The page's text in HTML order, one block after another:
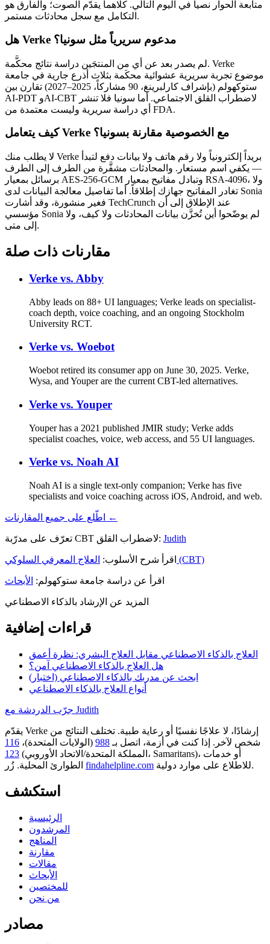
متابعة الحوار نصياً في اليوم التالي. كلاهما يقدّم الصوت؛ والفارق هو
التكامل مع سجل محادثات مستمر.
هل Verke مدعوم سريرياً مثل سونيا؟
لم يصدر بعد عن أي من المنتجَين دراسة نتائج محكَّمة. Verke
موضوع تجربة سريرية عشوائية محكَمة بثلاث أذرع جارية في جامعة
ستوكهولم (بإشراف كارلبرينغ، 90 مشاركاً، 2025–2027) تقارن بين
AI-PDT وAI-CBT لاضطراب القلق الاجتماعي. أما سونيا فلا تنشر
أي دراسة سريرية وليست معتمدة من FDA.
كيف يتعامل Verke مع الخصوصية مقارنة بسونيا؟
لا يطلب منك Verke بريداً إلكترونياً ولا رقم هاتف ولا بيانات دفع لتبدأ
— يكفي اسم مستعار. والمحادثات مشفَّرة من الطرف إلى الطرف
برسائل بمعيار AES-256-GCM وتبادل مفاتيح بمعيار RSA-4096، ولا
تغادر المفاتيح جهازك إطلاقاً. أما تفاصيل معالجة البيانات لدى Sonia
فغير منشورة، وقد أشارت TechCrunch عند الإطلاق إلى أن
مؤسسي Sonia لم يوضّحوا أين تُخزَّن بيانات المحادثات ولا كيف، ولا
إلى متى.
مقارنات ذات صلة
Verke vs. Abby
Abby leads on 88+ UI languages; Verke leads on specialist-
coach depth, voice coaching, and an ongoing Stockholm
University RCT.
Verke vs. Woebot
Woebot retired its consumer app on June 30, 2025. Verke,
Wysa, and Youper are the current CBT-led alternatives.
Verke vs. Youper
Youper has a 2021 published JMIR study; Verke adds
specialist coaches, voice, web access, and 55 UI languages.
Verke vs. Noah AI
Noah AI is a single text-only companion; Verke has five
specialists and voice coaching across iOS, Android, and web.
اطّلع على جميع المقارنات ←
تعرّف على مدرّبة CBT لاضطراب القلق: Judith
اقرأ شرح الأسلوب: العلاج المعرفي السلوكي (CBT)
اقرأ عن دراسة جامعة ستوكهولم: الأبحاث
المزيد عن الإرشاد بالذكاء الاصطناعي
قراءات إضافية
العلاج بالذكاء الاصطناعي مقابل العلاج البشري: نظرة أعمق
هل العلاج بالذكاء الاصطناعي آمن؟
ابحث عن مدربك بالذكاء الاصطناعي (اختبار)
أنواع العلاج بالذكاء الاصطناعي
جرّب الدردشة مع Judith
يقدّم Verke إرشادًا، لا علاجًا نفسيًا أو رعاية طبية. تختلف النتائج من
شخص لآخر. إذا كنت في أزمة، اتصل بـ 988 (الولايات المتحدة)، 116
123
(المملكة المتحدة/الاتحاد الأوروبي، Samaritans)، أو خدمات
الطوارئ المحلية. زُر findahelpline.com للاطلاع على موارد دولية.
استكشف
الرئيسية
المرشدون
المناهج
مقارنة
مقالات
الأبحاث
للمختصين
من نحن
مصادر